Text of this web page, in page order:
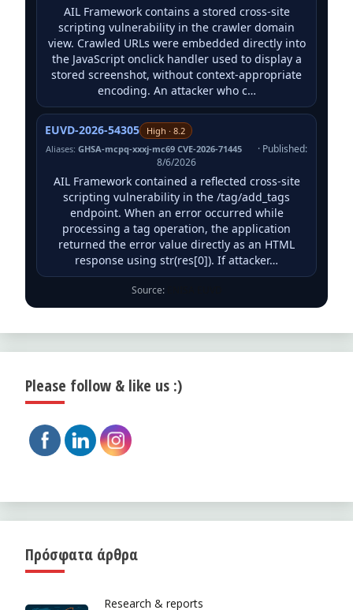
AIL Framework contains a stored cross-site
scripting vulnerability in the crawler domain
view. Crawled URLs were embedded directly into
the JavaScript onclick handler used to display a
stored screenshot, without context-appropriate
encoding. An attacker who c…
EUVD-2026-54305
High · 8.2
Aliases:GHSA-mcpq-xxxj-mc69 CVE-2026-71445
· Published:
8/6/2026
AIL Framework contained a reflected cross-site
scripting vulnerability in the /tag/add_tags
endpoint. When an error occurred while
processing a tag operation, the application
returned the error value directly as an HTML
response using str(res[0]). If attacker…
Source:
Please follow & like us :)
Πρόσφατα άρθρα
Research & reports